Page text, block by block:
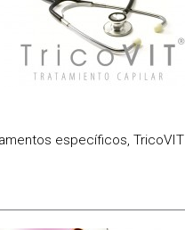
específicos, TricoVIT